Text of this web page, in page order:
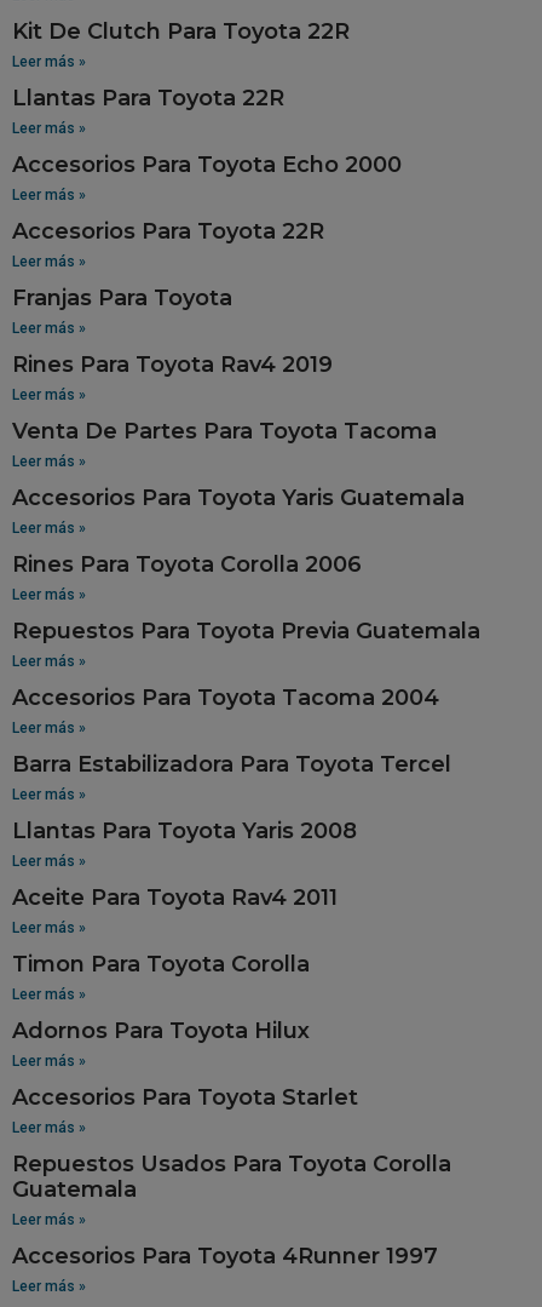
Kit De Clutch Para Toyota 22R
Leer más »
Llantas Para Toyota 22R
Leer más »
Accesorios Para Toyota Echo 2000
Leer más »
Accesorios Para Toyota 22R
Leer más »
Franjas Para Toyota
Leer más »
Rines Para Toyota Rav4 2019
Leer más »
Venta De Partes Para Toyota Tacoma
Leer más »
Accesorios Para Toyota Yaris Guatemala
Leer más »
Rines Para Toyota Corolla 2006
Leer más »
Repuestos Para Toyota Previa Guatemala
Leer más »
Accesorios Para Toyota Tacoma 2004
Leer más »
Barra Estabilizadora Para Toyota Tercel
Leer más »
Llantas Para Toyota Yaris 2008
Leer más »
Aceite Para Toyota Rav4 2011
Leer más »
Timon Para Toyota Corolla
Leer más »
Adornos Para Toyota Hilux
Leer más »
Accesorios Para Toyota Starlet
Leer más »
Repuestos Usados Para Toyota Corolla
Guatemala
Leer más »
Accesorios Para Toyota 4Runner 1997
Leer más »